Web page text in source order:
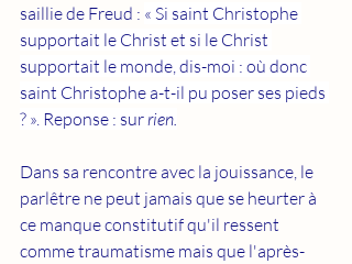
saillie de Freud : « Si saint Christophe
supportait le Christ et si le Christ
supportait le monde, dis-moi : où donc
saint Christophe a-t-il pu poser ses pieds
? ». Reponse : sur rien.
Dans sa rencontre avec la jouissance, le
parlêtre ne peut jamais que se heurter à
ce manque constitutif qu'il ressent
comme traumatisme mais que l'après-